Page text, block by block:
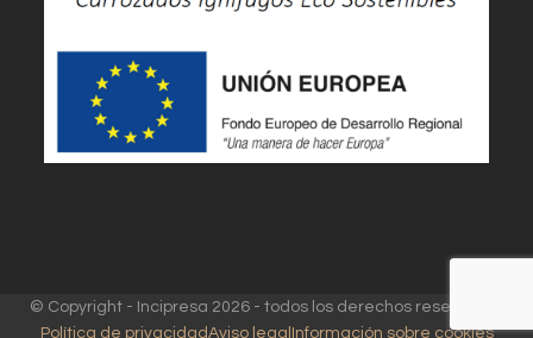
© Copyright - Incipresa 2026 - todos los derechos reservados
Política de privacidadAviso legal Información sobre cookies